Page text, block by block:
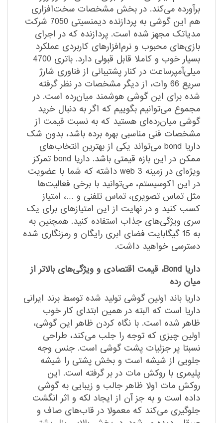
برآورده می‌کند. در بخش مشخصات سخت‌افزاری
هم این گوشی به پردازنده دیمنسیتی 7050 شرکت
مدیاتک مجهز شده است. پردازنده که در اجرای
بازی‌های محبوب و نرم‌افزارهای کاربردی عملکرد
بسیار خوب و کاملا قابل قبولی دارد. باتری 4700
میلی‌آمپرساعت در کنار پشتیبانی از فناوری شارژ
سریع 66 وات، از دیگر مشخصات در نظر گرفته
شده برای این گوشی هوشمند میان‌رده است. در
مجموع می‌توانیم بگوییم که اگر به دنبال خرید
گوشی میان‌رده‌ای هستید که به نسبت قیمت از
مشخصات فنی مناسبی بهره برده باشد، بدون شک
داریا bond می‌تواند یکی از بهترین انتخاب‌های
ممکن در این بازه قیمتی باشد. داریا bond تمرکز
ویژه‌ای در زمینه web 3 داشته که شما با عضویت
در این اکوسیستم، می‌توانید با برخی فعالیت‌ها
مثل تماس تصویری، تماس تلفنی و …، امتیاز
کسب کنید و در نهایت از این امتیاز‌های برای یک
سری ویژگی‌های جذاب استفاده کنید. همچنین به
به 15 گیگابایت فضای ابری رایگان و رمزنگاری شده
دسترسی خواهید داشت.
داریا Bond، قیمت اقتصادی و ویژگی‌های بالاتر از
میان رده
داریا باند اولین گوشی تولید شده توسط برند ایرانی
داریا است که البته در همین ابتدای کار خوب
ظاهر شده است. با نگاه کردن ظاهر این گوشی،
اولین چیزی که توجه را جلب می‌کند، طراحی
نسبتا پر جزئیات پشت گوشی است. جنس وجه
جلویی از شیشه است و بخش پشتی را شیشه
پلیمری با روکش مات در بر گرفته است. این
روکش مات اولا ظاهر جالب و زیبایی به گوشی
داده است و به جز آن از ایجاد لکه و اثر انگشت
جلوگیری می‌کند که معمولا در قاب‌های صاف و